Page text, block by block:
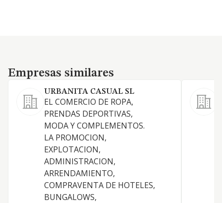
Empresas similares
Empresas similares
URBANITA CASUAL SL
EL COMERCIO DE ROPA,
PRENDAS DEPORTIVAS,
MODA Y COMPLEMENTOS.
LA PROMOCION,
EXPLOTACION,
ADMINISTRACION,
ARRENDAMIENTO,
COMPRAVENTA DE HOTELES,
BUNGALOWS,